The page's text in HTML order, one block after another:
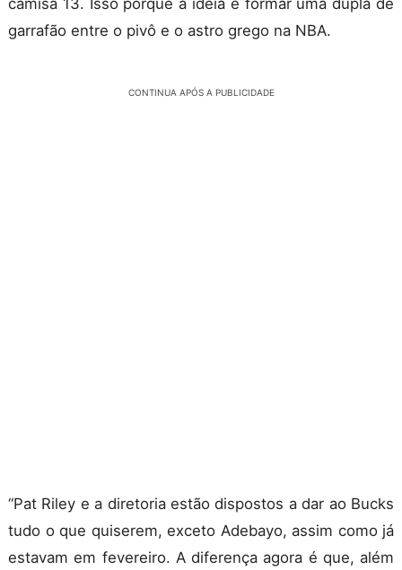
camisa 13. Isso porque a ideia é formar uma dupla de
garrafão entre o pivô e o astro grego na NBA.
CONTINUA APÓS A PUBLICIDADE
“Pat Riley e a diretoria estão dispostos a dar ao Bucks
tudo o que quiserem, exceto Adebayo, assim como já
estavam em fevereiro. A diferença agora é que, além